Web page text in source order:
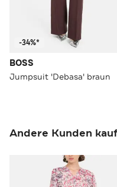
-34%*
BOSS
Jumpsuit 'Debasa' braun
Andere Kunden